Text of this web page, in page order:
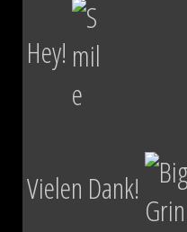
Hey!
Vielen Dank!